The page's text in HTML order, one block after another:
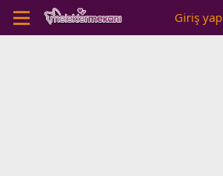
Giriş yap